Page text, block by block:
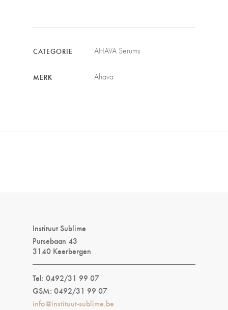
CATEGORIE AHAVA Serums
MERK Ahava
Instituut Sublime
Putsebaan 43
3140 Keerbergen
Tel: 0492/31 99 07
GSM: 0492/31 99 07
info@instituut-sublime.be